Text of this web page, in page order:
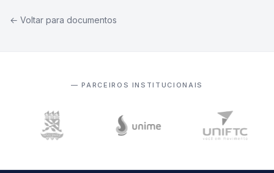
← Voltar para documentos
— PARCEIROS INSTITUCIONAIS